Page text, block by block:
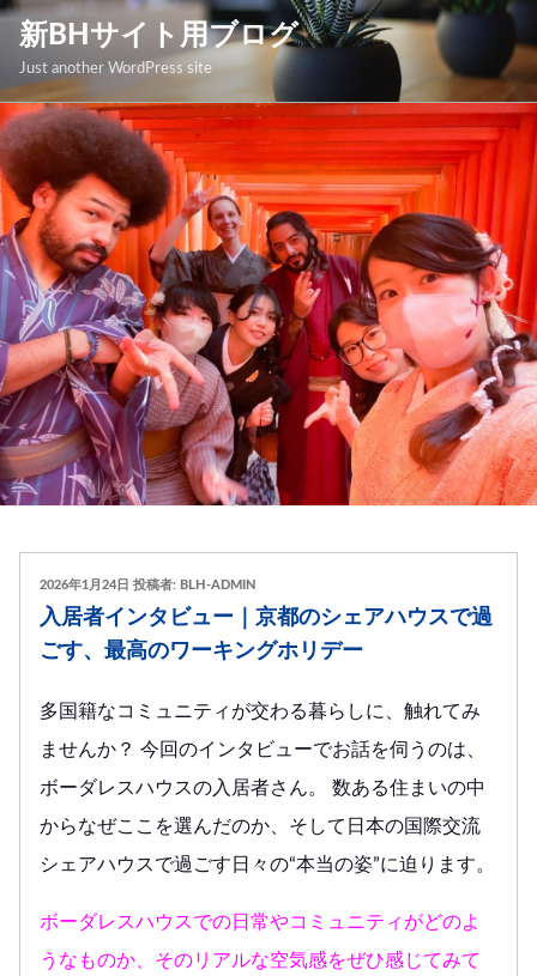
コ
テ
ン
へ
ス
キ
プ
新BHサイト用ブログ
Just another WordPress site
投
稿
2026年1月24日 投稿者: BLH-ADMIN
入居者インタビュー｜京都のシェアハウスで過
ごす、最高のワーキングホリデー
多国籍なコミュニティが交わる暮らしに、触れてみ
ませんか？ 今回のインタビューでお話を伺うのは、
ボーダレスハウスの入居者さん。 数ある住まいの中
からなぜここを選んだのか、そして日本の国際交流
シェアハウスで過ごす日々の“本当の姿”に迫ります。
ボーダレスハウスでの日常やコミュニティがどのよ
うなものか、そのリアルな空気感をぜひ感じてみて